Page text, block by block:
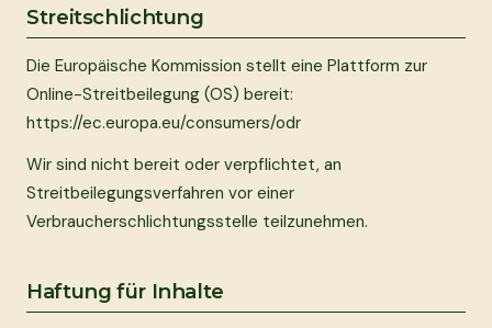
Streitschlichtung
Die Europäische Kommission stellt eine Plattform zur
Online-Streitbeilegung (OS) bereit:
https://ec.europa.eu/consumers/odr
Wir sind nicht bereit oder verpflichtet, an
Streitbeilegungsverfahren vor einer
Verbraucherschlichtungsstelle teilzunehmen.
Haftung für Inhalte